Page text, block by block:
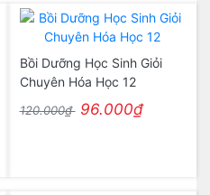
Bồi Dưỡng Học Sinh Giỏi
Chuyên Hóa Học 12
120.000₫ 96.000₫